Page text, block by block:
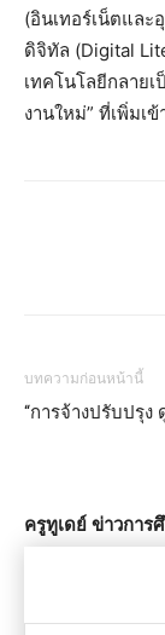
(อินเทอร์เน็ตแล
ดิจิทัล (Digital
เทคโนโลยีกลายเ
งานใหม่” ที่เพิ่มเข้
บทความก่อนหน้านี้
“การจ้างปรับปรุง
ครูทูเดย์ ข่าวการ